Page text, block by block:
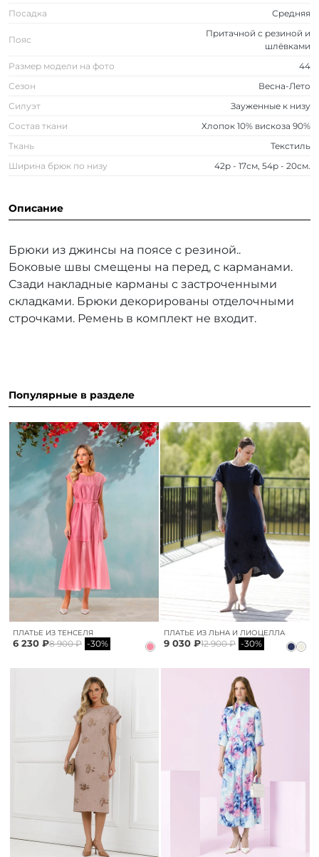
Посадка
Средняя
Пояс
Притачной с резиной и
шлёвками
Размер модели на фото
44
Сезон
Весна-Лето
Силуэт
Зауженные к низу
Состав ткани
Хлопок 10% вискоза 90%
Ткань
Текстиль
Ширина брюк по низу
42р - 17см, 54р - 20см.
Описание
Брюки из джинсы на поясе с резиной..
Боковые швы смещены на перед, с карманами.
Сзади накладные карманы с застроченными
складками. Брюки декорированы отделочными
строчками. Ремень в комплект не входит.
Популярные в разделе
ПЛАТЬЕ ИЗ ТЕНСЕЛЯ
6 230 ₽8 900 ₽ -30%
ПЛАТЬЕ ИЗ ЛЬНА И ЛИОЦЕЛЛА
9 030 ₽12 900 ₽ -30%